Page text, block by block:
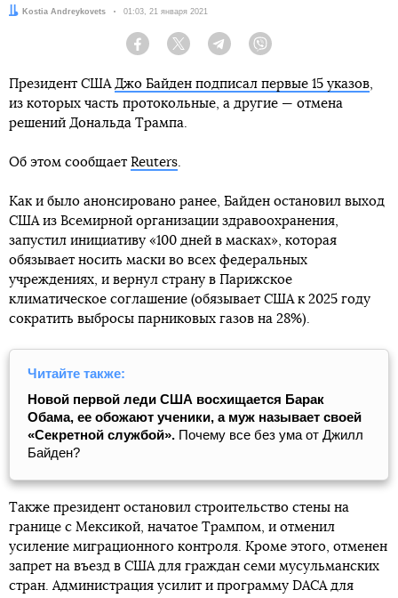
Автор:Kostia Andreykovets Дата:
01:03, 21 января 2021
Facebook Twitter Telegram
Президент США Джо Байден подписал первые 15 указов,
из которых часть протокольные, а другие — отмена
решений Дональда Трампа.
Об этом сообщает Reuters.
Как и было анонсировано ранее, Байден остановил выход
США из Всемирной организации здравоохранения,
запустил инициативу «100 дней в масках», которая
обязывает носить маски во всех федеральных
учреждениях, и вернул страну в Парижское
климатическое соглашение (обязывает США к 2025 году
сократить выбросы парниковых газов на 28%).
Читайте также:
Новой первой леди США восхищается Барак
Обама, ее обожают ученики, а муж называет своей
«Секретной службой». Почему все без ума от Джилл
Байден?
Также президент остановил строительство стены на
границе с Мексикой, начатое Трампом, и отменил
усиление миграционного контроля. Кроме этого, отменен
запрет на въезд в США для граждан семи мусульманских
стран. Администрация усилит и программу DACA для